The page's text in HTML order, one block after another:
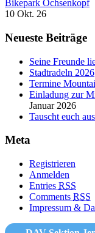
Bikepark Ochsenkopf
10 Okt. 26
Neueste Beiträge
Seine Freunde
Stadtradeln 2026
Termine
Einladung zur
Januar 2026
Tauscht euch
Meta
Registrieren
Anmelden
Entries RSS
Comments RSS
Impressum &